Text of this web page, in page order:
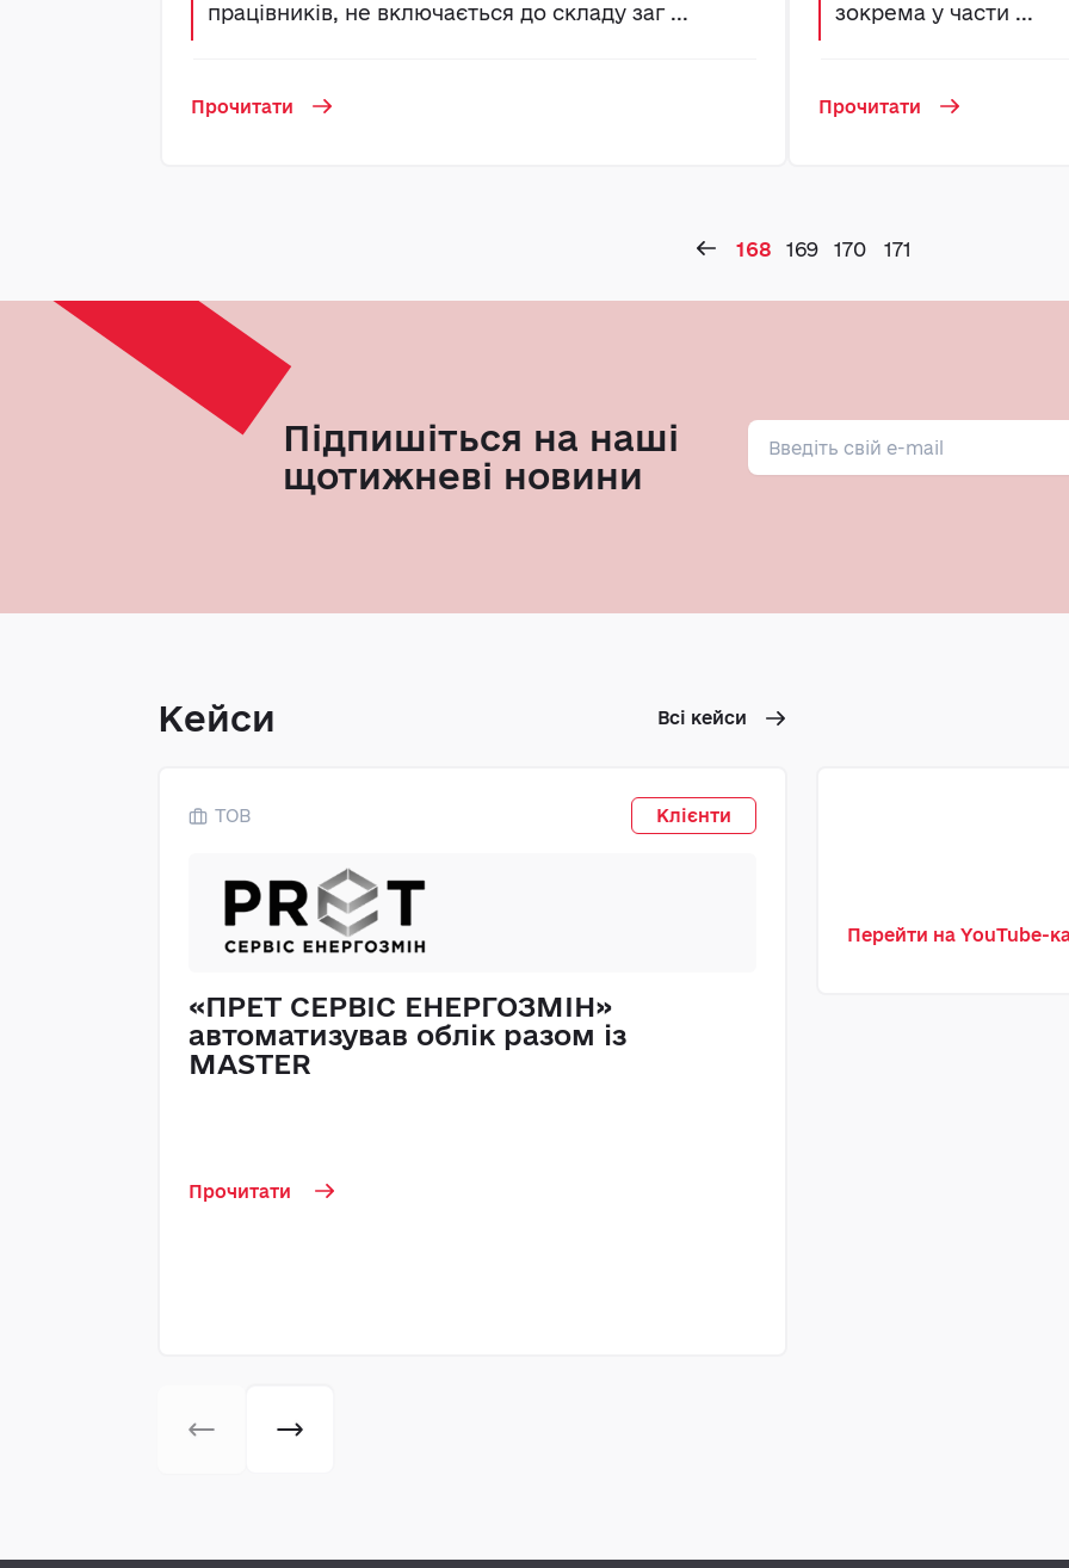
працівників, не включається до складу заг ...
Прочитати
зокрема у части ...
Прочитати
168 169 170 171
Підпишіться на наші
щотижневі новини
Кейси Всі кейси
ТОВ Клієнти
«ПРЕТ СЕРВІС ЕНЕРГОЗМІН»
автоматизував облік разом із
MASTER
Прочитати
Перейти на YouTube-